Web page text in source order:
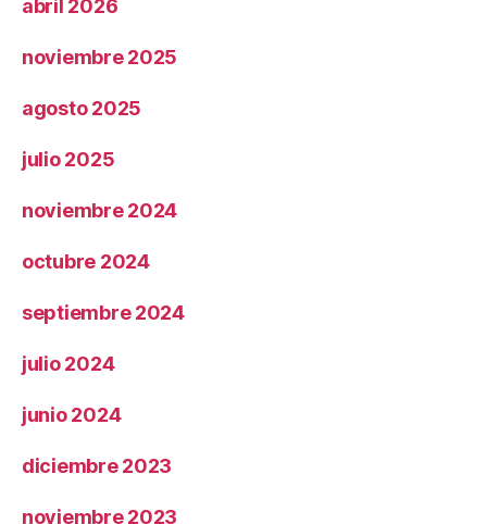
abril 2026
noviembre 2025
agosto 2025
julio 2025
noviembre 2024
octubre 2024
septiembre 2024
julio 2024
junio 2024
diciembre 2023
noviembre 2023